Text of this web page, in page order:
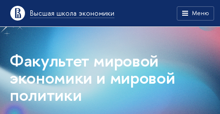
Высшая школа экономики Меню
Факультет мировой
экономики и мировой
политики